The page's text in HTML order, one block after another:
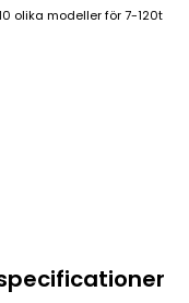
olika modeller för 7-120t